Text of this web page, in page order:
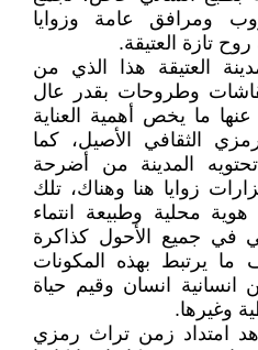
ومرافق عامة وزوايا
تازة العتيقة.
العتيقة هذا الذي من
وطروحات بقدر عال
ما يخص أهمية العناية
الثقافي الأصيل، كما
المدينة من أضرحة
زوايا هنا وهناك، تلك
محلية وطبيعة انتماء
في جميع الأحول كذاكرة
يرتبط بهذه المكونات
من انسانية انسان وقيم حياة
وغيرها.
امتداد زمن تراث رمزي